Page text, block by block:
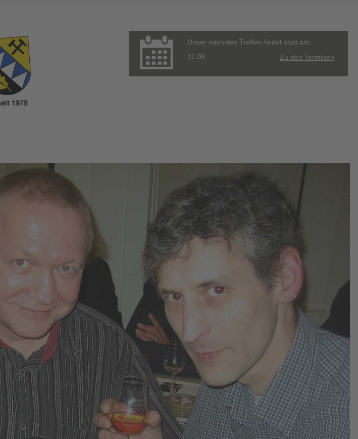
Unser nächstes Treffen findet statt am:
11.08.
Zu den Terminen